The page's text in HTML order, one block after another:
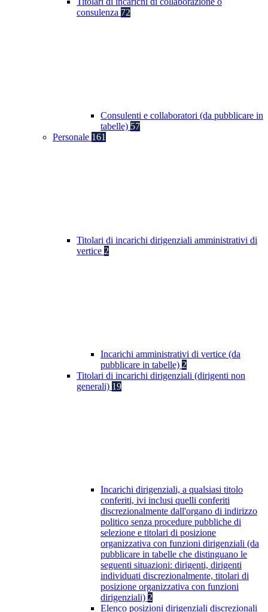
consulenza 72
Consulenti e collaboratori (da pubblicare in
tabelle) 57
Personale 161
Titolari di incarichi dirigenziali amministrativi di
vertice 2
Incarichi amministrativi di vertice (da
pubblicare in tabelle) 2
Titolari di incarichi dirigenziali (dirigenti non
generali) 19
Incarichi dirigenziali, a qualsiasi titolo
conferiti, ivi inclusi quelli conferiti
discrezionalmente dall'organo di indirizzo
politico senza procedure pubbliche di
selezione e titolari di posizione
organizzativa con funzioni dirigenziali (da
pubblicare in tabelle che distinguano le
seguenti situazioni: dirigenti, dirigenti
individuati discrezionalmente, titolari di
posizione organizzativa con funzioni
dirigenziali) 2
Elenco posizioni dirigenziali discrezionali